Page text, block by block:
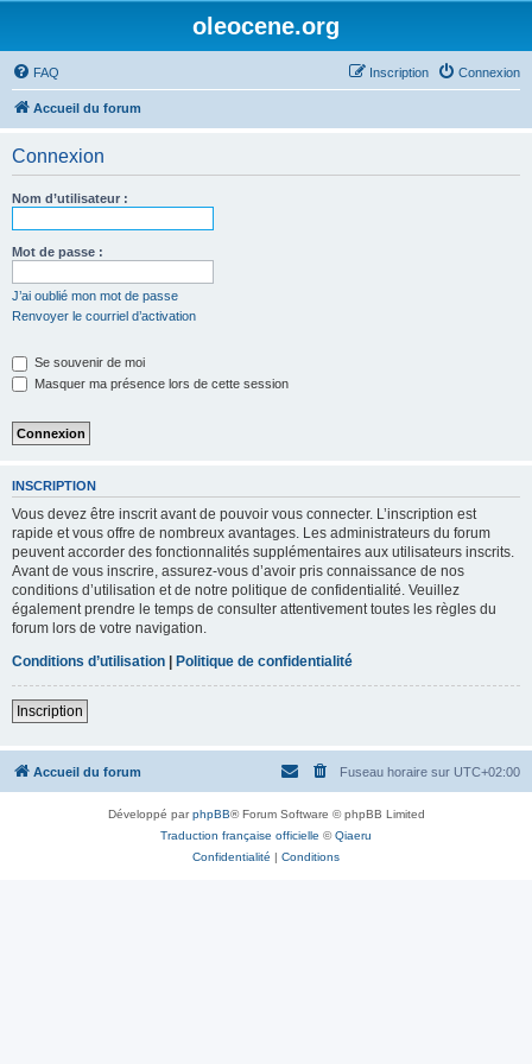
oleocene.org
FAQ Connexion
Inscription
Accueil du forum
Connexion
Nom d’utilisateur :
Mot de passe :
J’ai oublié mon mot de passe
Renvoyer le courriel d’activation
Se souvenir de moi
Masquer ma présence lors de cette session
INSCRIPTION
Vous devez être inscrit avant de pouvoir vous connecter. L’inscription est
rapide et vous offre de nombreux avantages. Les administrateurs du forum
peuvent accorder des fonctionnalités supplémentaires aux utilisateurs inscrits.
Avant de vous inscrire, assurez-vous d’avoir pris connaissance de nos
conditions d’utilisation et de notre politique de confidentialité. Veuillez
également prendre le temps de consulter attentivement toutes les règles du
forum lors de votre navigation.
Conditions d’utilisation | Politique de confidentialité
Inscription
Accueil du forum Fuseau horaire sur UTC+02:00
Développé parphpBB® Forum Software © phpBB Limited
Traduction française officielle ©Qiaeru
Confidentialité | Conditions